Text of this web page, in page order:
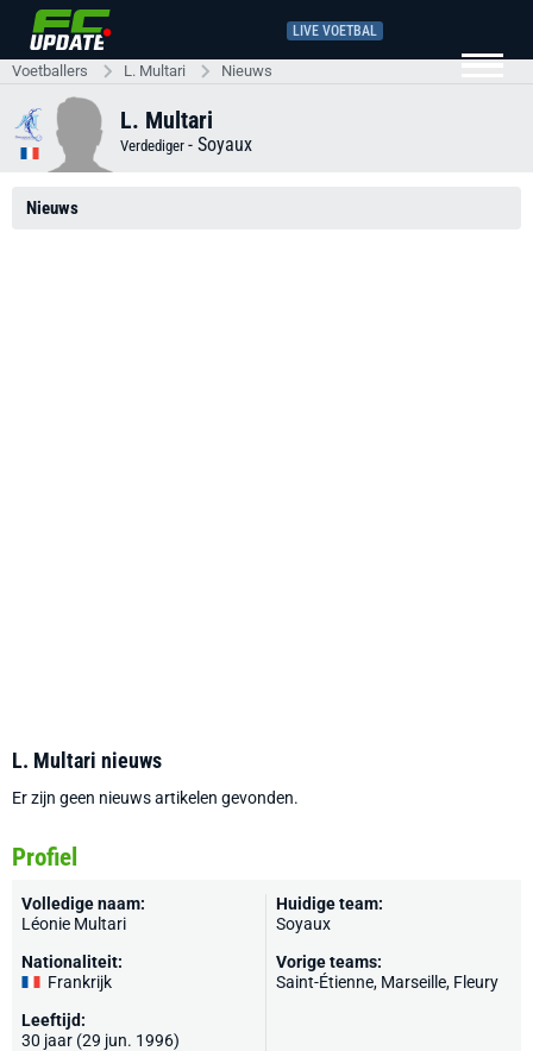
LIVE VOETBAL
Voetballers L. Multari Nieuws
L. Multari
Verdediger - Soyaux
Nieuws
L. Multari nieuws
Er zijn geen nieuws artikelen gevonden.
Profiel
Volledige naam:
Léonie Multari
Nationaliteit:
Frankrijk
Leeftijd:
30 jaar (29 jun. 1996)
Huidige team:
Soyaux
Vorige teams:
Saint-Étienne, Marseille, Fleury